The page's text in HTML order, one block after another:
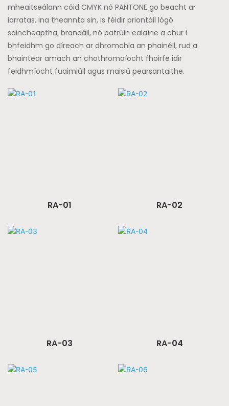
mheaitseálann cóid CMYK nó PANTONE go beacht ar
iarratas. Ina theannta sin, is féidir priontáil lógó
saincheaptha, brandáil, nó patrúin ealaíne a chur i
bhfeidhm go díreach ar dhromchla an phainéil, rud a
bhaintear amach an chothromaíocht fhoirfe idir
feidhmíocht fuaimiúil agus maisiú pearsantaithe.
RA-01 RA-02
RA-03 RA-04